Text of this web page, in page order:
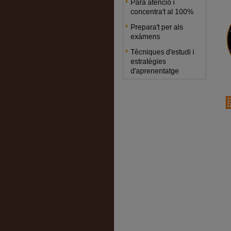
Para atenció i
concentra't al 100%
Prepara't per als
exàmens
Tècniques d'estudi i
estratègies
d'aprenentatge